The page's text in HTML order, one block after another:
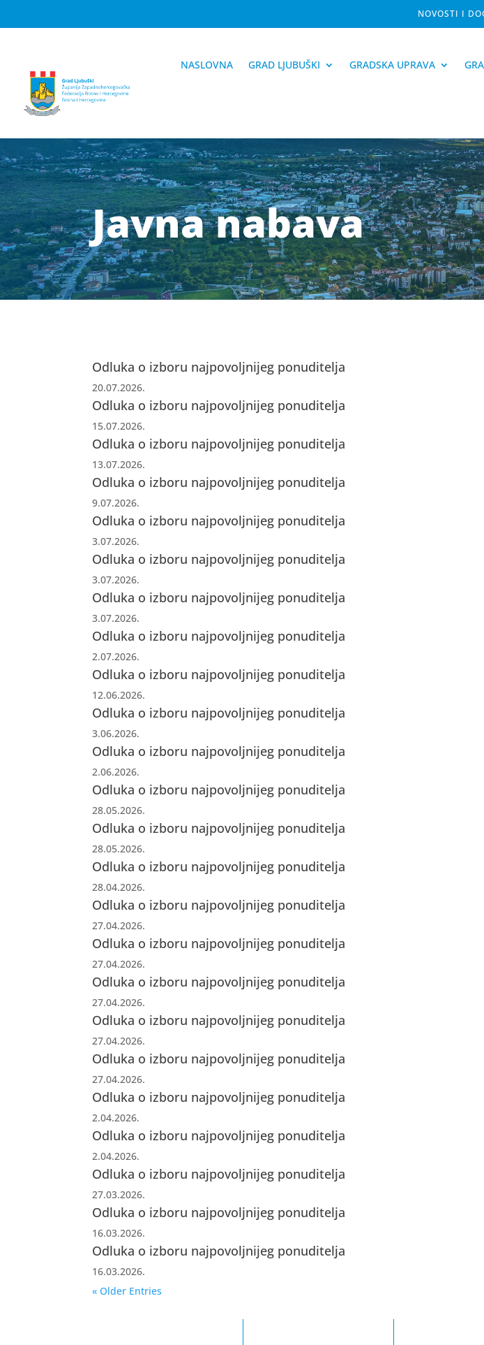
NOVOSTI I
NASLOVNA GRAD LJUBUŠKI GRADSKA UPRAVA
Javna nabava
Odluka o izboru najpovoljnijeg ponuditelja
20.07.2026.
Odluka o izboru najpovoljnijeg ponuditelja
15.07.2026.
Odluka o izboru najpovoljnijeg ponuditelja
13.07.2026.
Odluka o izboru najpovoljnijeg ponuditelja
9.07.2026.
Odluka o izboru najpovoljnijeg ponuditelja
3.07.2026.
Odluka o izboru najpovoljnijeg ponuditelja
3.07.2026.
Odluka o izboru najpovoljnijeg ponuditelja
3.07.2026.
Odluka o izboru najpovoljnijeg ponuditelja
2.07.2026.
Odluka o izboru najpovoljnijeg ponuditelja
12.06.2026.
Odluka o izboru najpovoljnijeg ponuditelja
3.06.2026.
Odluka o izboru najpovoljnijeg ponuditelja
2.06.2026.
Odluka o izboru najpovoljnijeg ponuditelja
28.05.2026.
Odluka o izboru najpovoljnijeg ponuditelja
28.05.2026.
Odluka o izboru najpovoljnijeg ponuditelja
28.04.2026.
Odluka o izboru najpovoljnijeg ponuditelja
27.04.2026.
Odluka o izboru najpovoljnijeg ponuditelja
27.04.2026.
Odluka o izboru najpovoljnijeg ponuditelja
27.04.2026.
Odluka o izboru najpovoljnijeg ponuditelja
27.04.2026.
Odluka o izboru najpovoljnijeg ponuditelja
27.04.2026.
Odluka o izboru najpovoljnijeg ponuditelja
2.04.2026.
Odluka o izboru najpovoljnijeg ponuditelja
2.04.2026.
Odluka o izboru najpovoljnijeg ponuditelja
27.03.2026.
Odluka o izboru najpovoljnijeg ponuditelja
16.03.2026.
Odluka o izboru najpovoljnijeg ponuditelja
16.03.2026.
« Older Entries